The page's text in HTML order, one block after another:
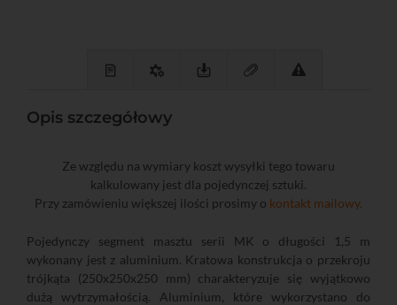
Opis szczegółowy
Ze względu na wymiary koszt wysyłki tego towaru
kalkulowany jest dla pojedynczej sztuki.
Przy zamówieniu większej ilości prosimy o kontakt mailowy.
Pojedynczy segment masztu serii MK o długości 1,5 m
wykonany jest z aluminium. Kratowa konstrukcja o przekroju
trójkąta (250x250x250 mm) charakteryzuje się wyjątkowo
dużą wytrzymałością. Aluminium, które wykorzystano do